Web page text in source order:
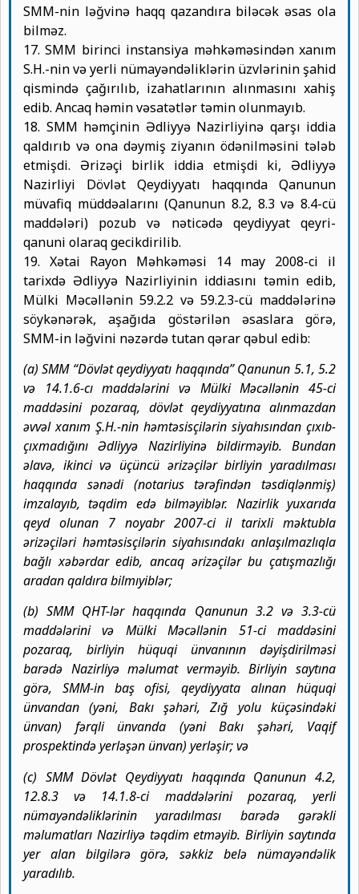
SMM-nin ləğvinə haqq qazandıra biləcək əsas ola
bilməz.
17. SMM birinci instansiya məhkəməsindən xanım
S.H.-nin və yerli nümayəndəliklərin üzvlərinin şahid
qismində çağırılıb, izahatlarının alınmasını xahiş
edib. Ancaq həmin vəsatətlər təmin olunmayıb.
18. SMM həmçinin Ədliyyə Nazirliyinə qarşı iddia
qaldırıb və ona dəymiş ziyanın ödənilməsini tələb
etmişdi. Ərizəçi birlik iddia etmişdi ki, Ədliyyə
Nazirliyi Dövlət Qeydiyyatı haqqında Qanunun
müvafiq müddəalarını (Qanunun 8.2, 8.3 və 8.4-cü
maddələri) pozub və nəticədə qeydiyyat qeyri-
qanuni olaraq gecikdirilib.
19. Xətai Rayon Məhkəməsi 14 may 2008-ci il
tarixdə Ədliyyə Nazirliyinin iddiasını təmin edib,
Mülki Məcəllənin 59.2.2 və 59.2.3-cü maddələrinə
söykənərək, aşağıda göstərilən əsaslara görə,
SMM-in ləğvini nəzərdə tutan qərar qəbul edib:
(a) SMM “Dövlət qeydiyyatı haqqında” Qanunun 5.1, 5.2
və 14.1.6-cı maddələrini və Mülki Məcəllənin 45-ci
maddəsini pozaraq, dövlət qeydiyyatına alınmazdan
əvvəl xanım Ş.H.-nin həmtəsisçilərin siyahısından çıxıb-
çıxmadığını Ədliyyə Nazirliyinə bildirməyib. Bundan
əlavə, ikinci və üçüncü ərizəçilər birliyin yaradılması
haqqında sənədi (notarius tərəfindən təsdiqlənmiş)
imzalayıb, təqdim edə bilməyiblər. Nazirlik yuxarıda
qeyd olunan 7 noyabr 2007-ci il tarixli məktubla
ərizəçiləri həmtəsisçilərin siyahısındakı anlaşılmazlıqla
bağlı xəbərdar edib, ancaq ərizəçilər bu çatışmazlığı
aradan qaldıra bilmıyiblər;
(b) SMM QHT-lər haqqında Qanunun 3.2 və 3.3-cü
maddələrini və Mülki Məcəllənin 51-ci maddəsini
pozaraq, birliyin hüquqi ünvanının dəyişdirilməsi
barədə Nazirliyə məlumat verməyib. Birliyin saytına
görə, SMM-in baş ofisi, qeydiyyata alınan hüquqi
ünvandan (yəni, Bakı şəhəri, Zığ yolu küçəsindəki
ünvan) fərqli ünvanda (yəni Bakı şəhəri, Vaqif
prospektində yerləşən ünvan) yerləşir; və
(c) SMM Dövlət Qeydiyyatı haqqında Qanunun 4.2,
12.8.3 və 14.1.8-ci maddələrini pozaraq, yerli
nümayəndəliklərinin yaradılması barədə gərəkli
məlumatları Nazirliyə təqdim etməyib. Birliyin saytında
yer alan bilgilərə görə, səkkiz belə nümayəndəlik
yaradılıb.